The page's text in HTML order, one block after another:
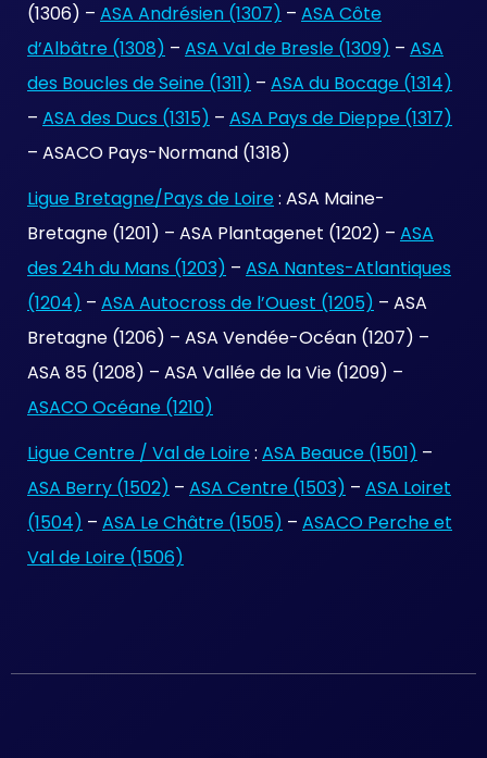
(1306) – ASA Andrésien (1307) – ASA Côte
d’Albâtre (1308) – ASA Val de Bresle (1309) – ASA
des Boucles de Seine (1311) – ASA du Bocage (1314)
– ASA des Ducs (1315) – ASA Pays de Dieppe (1317)
– ASACO Pays-Normand (1318)
Ligue Bretagne/Pays de Loire : ASA Maine-
Bretagne (1201) – ASA Plantagenet (1202) – ASA
des 24h du Mans (1203) – ASA Nantes-Atlantiques
(1204) – ASA Autocross de l’Ouest (1205) – ASA
Bretagne (1206) – ASA Vendée-Océan (1207) –
ASA 85 (1208) – ASA Vallée de la Vie (1209) –
ASACO Océane (1210)
Ligue Centre / Val de Loire : ASA Beauce (1501) –
ASA Berry (1502) – ASA Centre (1503) – ASA Loiret
(1504) – ASA Le Châtre (1505) – ASACO Perche et
Val de Loire (1506)